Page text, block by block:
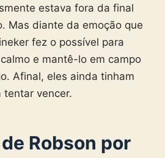
estava fora da final
Mas diante da emoção que
fez o possível para
e mantê-lo em campo
Afinal, eles ainda tinham
tentar vencer.
Robson por